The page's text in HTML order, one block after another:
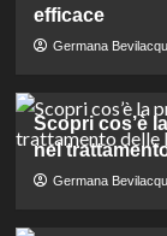
efficace
Germana
Scopri cos’è
nel
Germana